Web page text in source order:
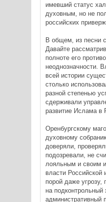
имевший статус
духовным, но не
российских
В общем, из песни
Давайте
полноте его
неоднозначности.
всей истории
столько
разной степенью
сдерживали
развитие Ислама в
Оренбургскому
духовному
доверяли,
подозревали, не
лояльным и своим
власти
порой даже угрозу,
на подконтрольный
административный